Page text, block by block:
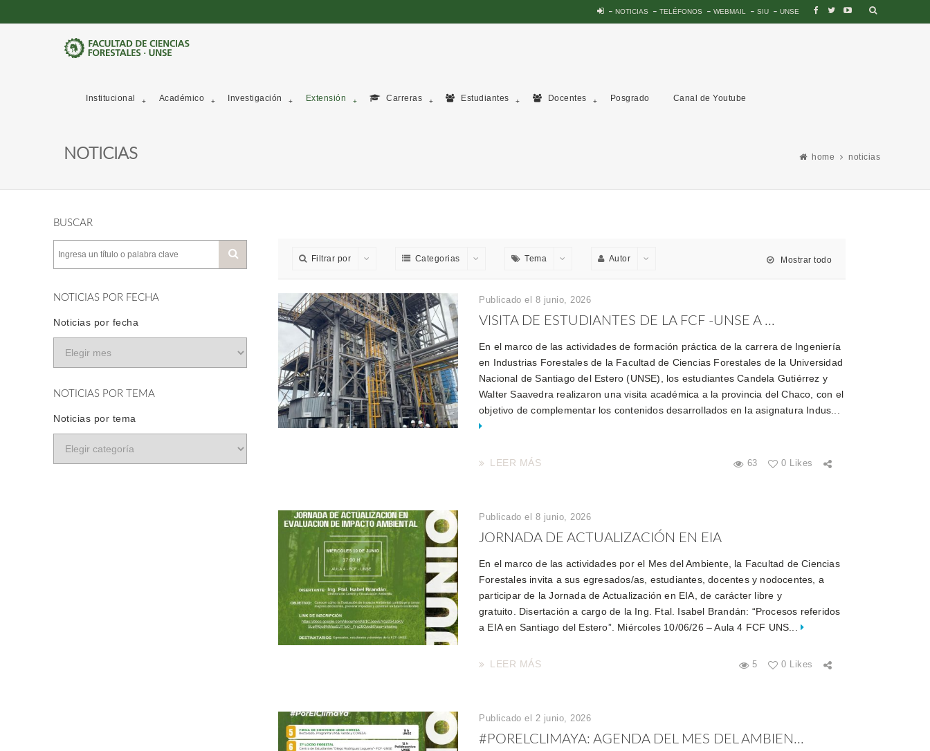
NOTICIAS TELÉFONOS WEBMAIL SIU UNSE
Institucional Académico Investigación Extensión Carreras Estudiantes Docentes Posgrado Canal de Youtube
NOTICIAS home noticias
BUSCAR
NOTICIAS POR FECHA
Noticias por fecha
NOTICIAS POR TEMA
Noticias por tema
Filtrar por Categorias Tema Autor Mostrar todo
Publicado el 8 junio, 2026
VISITA DE ESTUDIANTES DE LA FCF -UNSE A ...
En el marco de las actividades de formación práctica de la carrera de Ingeniería
en Industrias Forestales de la Facultad de Ciencias Forestales de la Universidad
Nacional de Santiago del Estero (UNSE), los estudiantes Candela Gutiérrez y
Walter Saavedra realizaron una visita académica a la provincia del Chaco, con el
objetivo de complementar los contenidos desarrollados en la asignatura Indus...
63 0 Likes
LEER MÁS
Publicado el 8 junio, 2026
JORNADA DE ACTUALIZACIÓN EN EIA
En el marco de las actividades por el Mes del Ambiente, la Facultad de Ciencias
Forestales invita a sus egresados/as, estudiantes, docentes y nodocentes, a
participar de la Jornada de Actualización en EIA, de carácter libre y
gratuito. Disertación a cargo de la Ing. Ftal. Isabel Brandán: “Procesos referidos
a EIA en Santiago del Estero”. Miércoles 10/06/26 – Aula 4 FCF UNS...
5 0 Likes
LEER MÁS
Publicado el 2 junio, 2026
#PORELCLIMAYA: AGENDA DEL MES DEL AMBIEN...